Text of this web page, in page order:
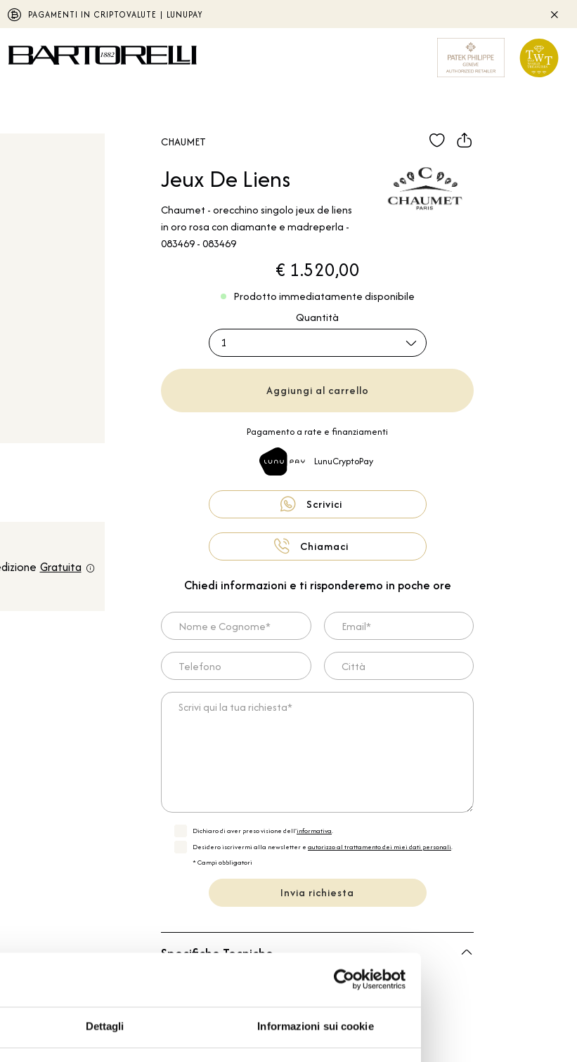
Dettagli Informazioni sui cookie
PAGAMENTI IN CRIPTOVALUTE | LUNUPAY
Gratuita
CHAUMET
Jeux De Liens
Chaumet - orecchino singolo jeux de liens
in oro rosa con diamante e madreperla -
083469 - 083469
€ 1.520,00
Prodotto immediatamente disponibile
Quantità
1
Aggiungi al carrello
Pagamento a rate e finanziamenti
LunuCryptoPay
Scrivici
Chiamaci
Chiedi informazioni e ti risponderemo in poche ore
Nome e Cognome* Email*
Telefono Città
Scrivi qui la tua richiesta*
Dichiaro di aver preso visione dell'informativa.
Desidero iscrivermi alla newsletter e autorizzo al trattamento dei miei dati personali.
* Campi obbligatori
Invia richiesta
Specifiche Tecniche
Collezione
Jeux De Liens
083469
Per
Donna